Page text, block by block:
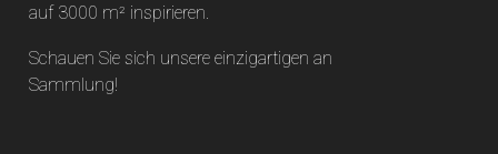
auf 3000 m² inspirieren.
Schauen Sie sich unsere einzigartigen an
Sammlung!